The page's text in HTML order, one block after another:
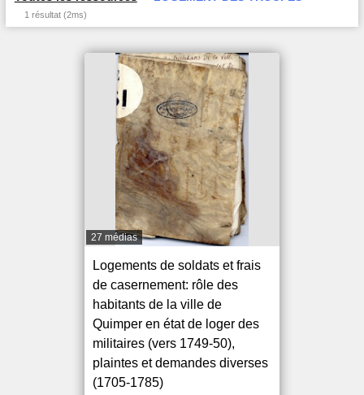
1 résultat (2ms)
27 médias
Logements de soldats et frais
de casernement: rôle des
habitants de la ville de
Quimper en état de loger des
militaires (vers 1749-50),
plaintes et demandes diverses
(1705-1785)